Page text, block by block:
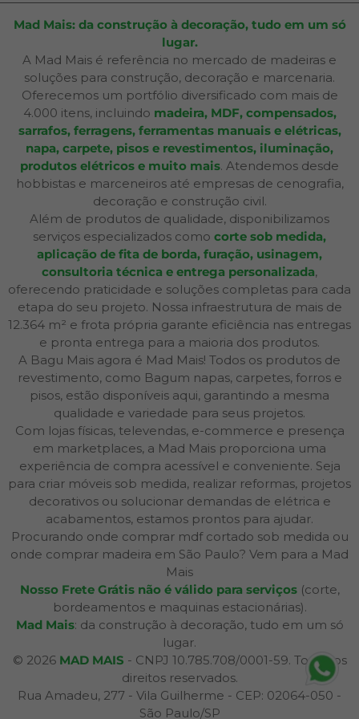
Mad Mais: da construção à decoração, tudo em um só
lugar.
A Mad Mais é referência no mercado de madeiras e
soluções para construção, decoração e marcenaria.
Oferecemos um portfólio diversificado com mais de
4.000 itens, incluindo madeira, MDF, compensados,
sarrafos, ferragens, ferramentas manuais e elétricas,
napa, carpete, pisos e revestimentos, iluminação,
produtos elétricos e muito mais. Atendemos desde
hobbistas e marceneiros até empresas de cenografia,
decoração e construção civil.
Além de produtos de qualidade, disponibilizamos
serviços especializados como corte sob medida,
aplicação de fita de borda, furação, usinagem,
consultoria técnica e entrega personalizada,
oferecendo praticidade e soluções completas para cada
etapa do seu projeto. Nossa infraestrutura de mais de
12.364 m² e frota própria garante eficiência nas entregas
e pronta entrega para a maioria dos produtos.
A Bagu Mais agora é Mad Mais! Todos os produtos de
revestimento, como Bagum napas, carpetes, forros e
pisos, estão disponíveis aqui, garantindo a mesma
qualidade e variedade para seus projetos.
Com lojas físicas, televendas, e-commerce e presença
em marketplaces, a Mad Mais proporciona uma
experiência de compra acessível e conveniente. Seja
para criar móveis sob medida, realizar reformas, projetos
decorativos ou solucionar demandas de elétrica e
acabamentos, estamos prontos para ajudar.
Procurando onde comprar mdf cortado sob medida ou
onde comprar madeira em São Paulo? Vem para a Mad
Mais
Nosso Frete Grátis não é válido para serviços(corte,
bordeamentos e maquinas estacionárias).
Mad Mais: da construção à decoração, tudo em um só
lugar.
© 2026 MAD MAIS - CNPJ 10.785.708/0001-59. Todos os
direitos reservados.
Rua Amadeu, 277 - Vila Guilherme - CEP: 02064-050 -
São Paulo/SP